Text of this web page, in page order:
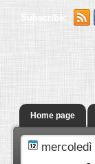
Subscribe:
Home page